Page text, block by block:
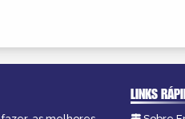
LINKS